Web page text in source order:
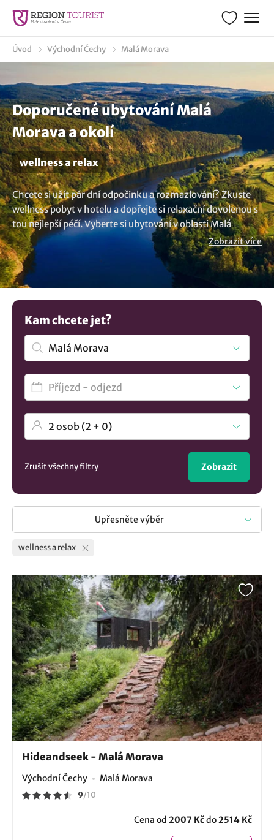
Úvod Východní Čechy Malá Morava
Doporučené ubytování Malá
Morava a okolí
wellness a relax
Chcete si užít pár dní odpočinku a rozmazlování? Zkuste
wellness pobyt v hotelu a dopřejte si relaxační dovolenou s
tou nejlepší péčí. Vyberte si ubytování v oblasti Malá
Morava, které splní vaše očekávání a přinese vám
skutečnou pohodu. Vychutnejte si bezstarostné chvíle ve
wellness centru v sauně nebo si dopřejte masáž, která uleví
vašemu tělu. Prohlédněte si nabízené možnosti ubytování
a pokud toužíte po opravdu jedinečném zážitku,
vyzkoušejte kouzlo pivních lázní. Máte jinou představu? V
nabídce máme více možností
Morava
Zobrazit více
Kam chcete jet?
Zrušit všechny filtry Zobrazit
Upřesněte výběr
wellness a relax
Hideandseek - Malá Morava
Východní Čechy Malá Morava
9/10
Cena od 2007 Kčdo2514 Kč